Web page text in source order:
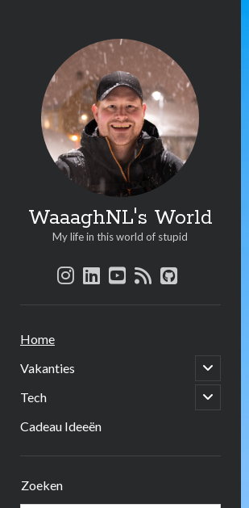
WaaaghNL's World
My life in this world of stupid
instagram
linkedin
youtube
rssgithub
Home
Vakanties
open
submenu
Tech
open
submenu
Cadeau Ideeën
Zijbalk
Zoeken